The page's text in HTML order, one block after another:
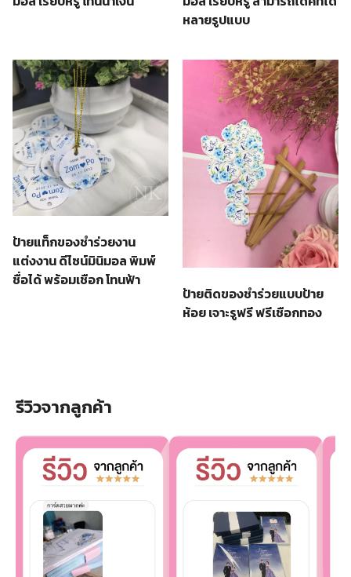
หลายรูปแบบ
ป้ายแท็กของชำร่วยงาน
แต่งงาน ดีไซน์มินิมอล พิมพ์
ชื่อได้ พร้อมเชือก โทนฟ้า
ป้ายติดของชำร่วยแบบป้าย
ห้อย เจาะรูฟรี ฟรีเชือกทอง
รีวิวจากลูกค้า